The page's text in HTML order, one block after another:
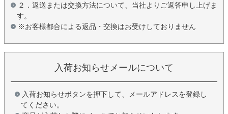
２．返送または交換方法について、当社よりご返答申し上げま
す。
※お客様都合による返品・交換はお受けしておりません
入荷お知らせメールについて
入荷お知らせボタンを押下して、メールアドレスを登録し
てください。